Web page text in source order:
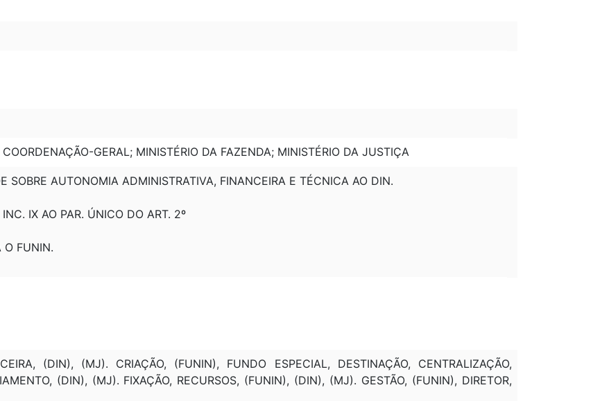
GERAL; MINISTÉRIO DA FAZENDA; MINISTÉRIO DA JUSTIÇA
SOBRE AUTONOMIA ADMINISTRATIVA, FINANCEIRA E TÉCNICA AO DIN.
IX AO PAR. ÚNICO DO ART. 2º
O FUNIN.
(DIN), (MJ). CRIAÇÃO, (FUNIN), FUNDO ESPECIAL, DESTINAÇÃO, CENTRALIZAÇÃO,
(DIN), (MJ). FIXAÇÃO, RECURSOS, (FUNIN), (DIN), (MJ). GESTÃO, (FUNIN), DIRETOR,